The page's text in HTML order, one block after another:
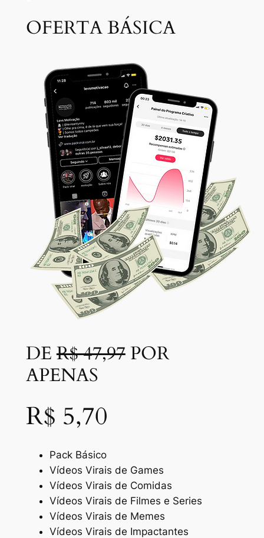
OFERTA BÁSICA
DER$ 47,97POR
APENAS
R$ 5,70
Pack Básico
Vídeos Virais de Games
Vídeos Virais de Comidas
Vídeos Virais de Filmes e Series
Vídeos Virais de Memes
Vídeos Virais de Impactantes